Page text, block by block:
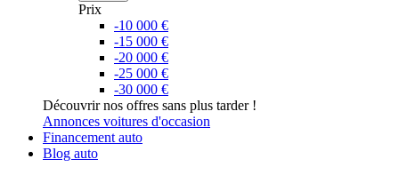
Prix
-10 000 €
-15 000 €
-20 000 €
-25 000 €
-30 000 €
Découvrir nos offres sans plus tarder !
Annonces voitures d'occasion
Financement auto
Blog auto